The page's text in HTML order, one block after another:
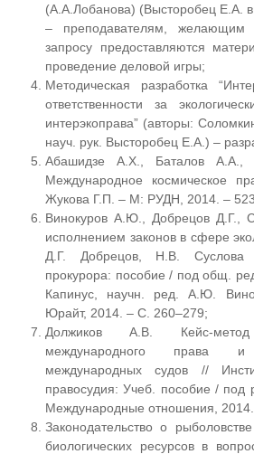
(А.А.Лобанова) (Высторобец Е.А.
– преподавателям, желающим
запросу предоставляются
проведение деловой игры;
Методическая разработка
ответственности за
интерэкоправа” (авторы:
науч. рук. Высторобец Е.А.) –
Абашидзе А.Х., Баталов
Международное космическое
Жукова Г.П. – М: РУДН, 2014. –
Винокуров А.Ю., Добрецов Д.Г.,
исполнением законов в сфере
Д.Г. Добрецов, Н.В. Суслова
прокурора: пособие / под общ.
Капинус, научн. ред. А.Ю.
Юрайт, 2014. – С. 260–279;
Должиков А.В. Кейс-
международного права
международных судов //
правосудия: Учеб. пособие /
Международные отношения,
Законодательство о
биологических ресурсов в